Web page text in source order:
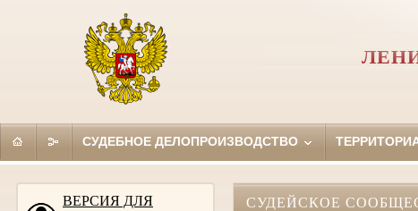
СУДЕБНОЕ ДЕЛОПРОИЗВОДСТВО
ВЕРСИЯ ДЛЯ
СУДЕЙСКОЕ